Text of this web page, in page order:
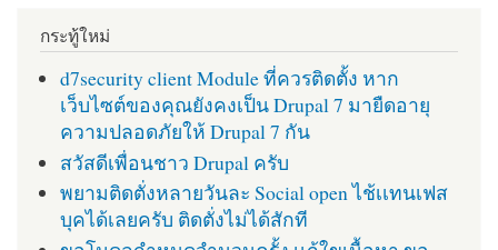
กระทู้ใหม่
d7security client Module ที่ควรติดตั้ง หาก
เว็บไซต์ของคุณยังคงเป็น Drupal 7 มายืดอายุ
ความปลอดภัยให้ Drupal 7 กัน
สวัสดีเพื่อนชาว Drupal ครับ
พยามติดตั่งหลายวันละ Social open ไช้เเทนเฟส
บุคได้เลยครับ ติดตั่งไม่ได้สักที